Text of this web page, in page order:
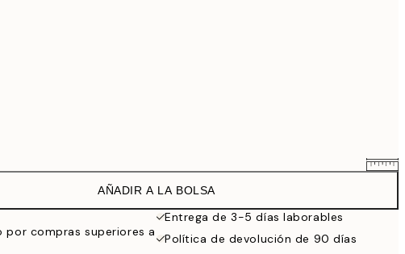
8,95 €
11,05 €
AÑADIR A LA BOLSA
Entrega de 3-5 días laborables
por compras superiores a
Política de devolución de 90 días